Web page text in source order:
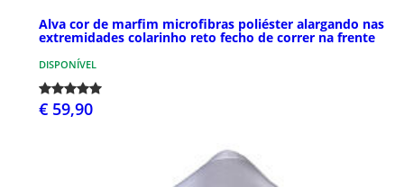
Alva cor de marfim microfibras poliéster alargando nas
extremidades colarinho reto fecho de correr na frente
DISPONÍVEL
€ 59,90